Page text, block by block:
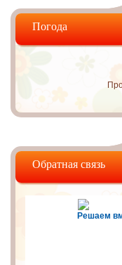
Погода
Обратная связь
Решаем